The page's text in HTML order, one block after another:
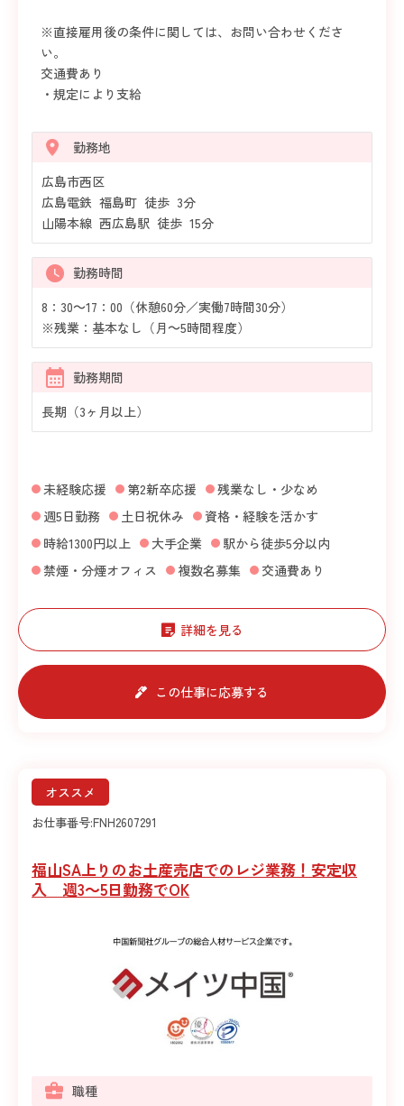
※直接雇用後の条件に関しては、お問い合わせくださ
い。
交通費あり
・規定により支給
勤務地
広島市西区
広島電鉄 福島町 徒歩 3分
山陽本線 西広島駅 徒歩 15分
勤務時間
8：30～17：00（休憩60分／実働7時間30分）
※残業：基本なし（月～5時間程度）
勤務期間
長期（3ヶ月以上）
未経験応援 第2新卒応援
残業なし・少なめ
週5日勤務
土日祝休み
資格・経験を活かす
時給1300円以上
大手企業
駅から徒歩5分以内
禁煙・分煙オフィス
複数名募集 交通費あり
詳細を見る
この仕事に応募する
オススメ
お仕事番号:FNH2607291
福山SA上りのお土産売店でのレジ業務！安定収
入 週3～5日勤務でOK
職種